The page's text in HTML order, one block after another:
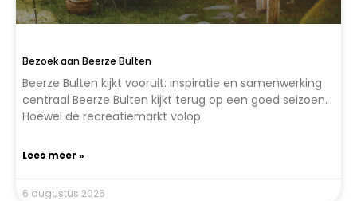
Bezoek aan Beerze Bulten
Beerze Bulten kijkt vooruit: inspiratie en samenwerking
centraal Beerze Bulten kijkt terug op een goed seizoen.
Hoewel de recreatiemarkt volop
Lees meer »
6 augustus 2026